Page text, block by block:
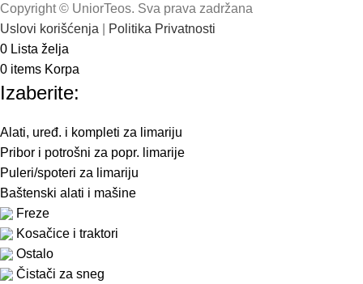
Copyright © UniorTeos. Sva prava zadržana
Uslovi korišćenja
Politika Privatnosti
0 Lista želja
0 items Korpa
Izaberite:
Alati, uređ. i kompleti za limariju
Pribor i potrošni za popr. limarije
Puleri/spoteri za limariju
Baštenski alati i mašine
Freze
Kosačice i traktori
Ostalo
Čistači za sneg